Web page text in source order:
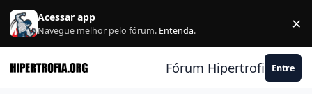
Ir para conteúdo
Acessar app
Navegue melhor pelo fórum. Entenda. ×
Fórum Hipertrofia.org
Entre